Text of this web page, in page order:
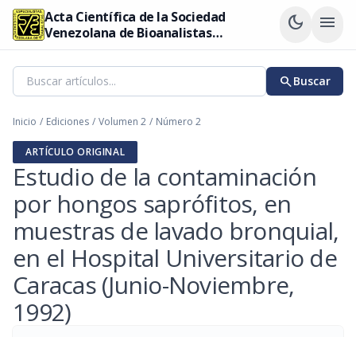
Acta Científica de la Sociedad
Venezolana de Bioanalistas
Especialistas
dark_mode menu
searchBuscar
Inicio / Ediciones / Volumen 2 / Número 2
ARTÍCULO ORIGINAL
Estudio de la contaminación
por hongos saprófitos, en
muestras de lavado bronquial,
en el Hospital Universitario de
Caracas (Junio-Noviembre,
1992)